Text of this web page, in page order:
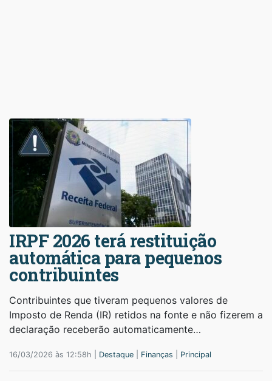
IRPF 2026 terá restituição
automática para pequenos
contribuintes
Contribuintes que tiveram pequenos valores de
Imposto de Renda (IR) retidos na fonte e não fizerem a
declaração receberão automaticamente…
16/03/2026 às 12:58h | Destaque Finanças Principal